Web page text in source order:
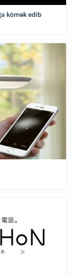
kömək edib